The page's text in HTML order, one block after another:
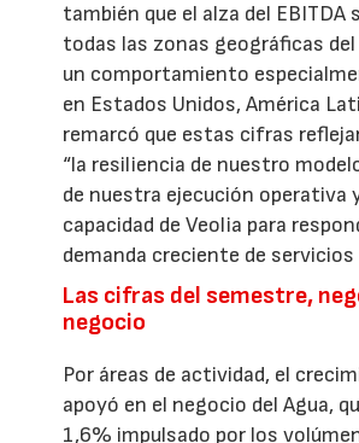
también que el alza del EBITDA
todas las zonas geográficas del
un comportamiento
en Estados Unidos, América
remarcó que estas cifras
“la resiliencia de nuestro
de nuestra ejecución operativa
capacidad de Veolia para
demanda creciente de servicios
Las cifras del semestre,
negocio
Por áreas de actividad, el
apoyó en el negocio del Agua,
1,6% impulsado por los